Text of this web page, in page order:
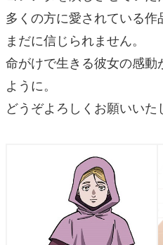
多くの方に愛されている
まだに信じられません。
命がけで生きる彼女の感
ように。
どうぞよろしくお願いいた